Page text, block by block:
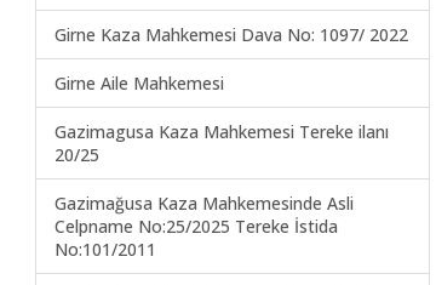
Girne Kaza Mahkemesi Dava No: 1097/ 2022
Girne Aile Mahkemesi
Gazimagusa Kaza Mahkemesi Tereke ilanı
20/25
Gazimağusa Kaza Mahkemesinde Asli
Celpname No:25/2025 Tereke İstida
No:101/2011